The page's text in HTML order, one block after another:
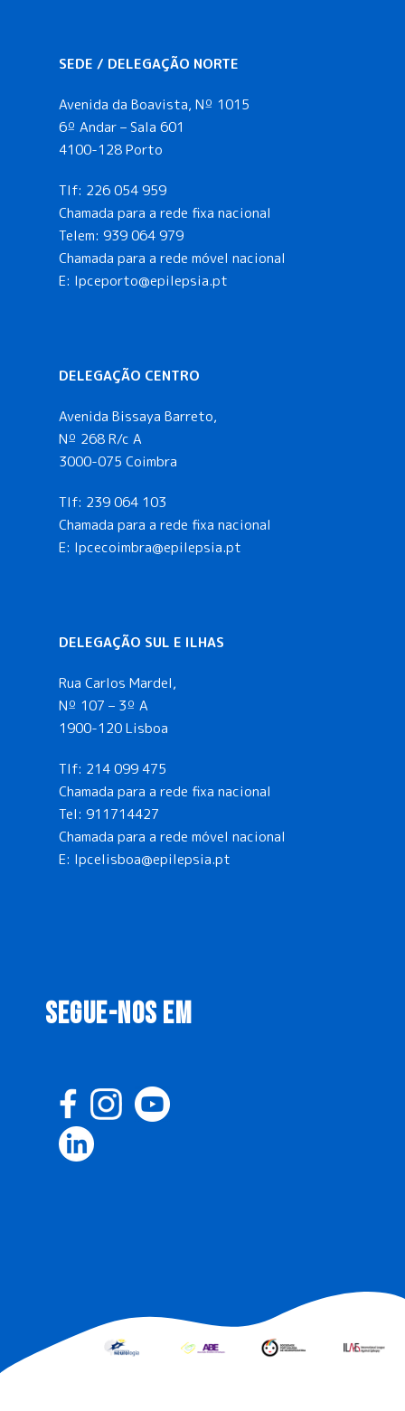
SEDE / DELEGAÇÃO NORTE
Avenida da Boavista, Nº 1015
6º Andar – Sala 601
4100-128 Porto
Tlf: 226 054 959
Chamada para a rede fixa nacional
Telem: 939 064 979
Chamada para a rede móvel nacional
E: lpceporto@epilepsia.pt
DELEGAÇÃO CENTRO
Avenida Bissaya Barreto,
Nº 268 R/c A
3000-075 Coimbra
Tlf: 239 064 103
Chamada para a rede fixa nacional
E: lpcecoimbra@epilepsia.pt
DELEGAÇÃO SUL E ILHAS
Rua Carlos Mardel,
Nº 107 – 3º A
1900-120 Lisboa
Tlf: 214 099 475
Chamada para a rede fixa nacional
Tel: 911714427
Chamada para a rede móvel nacional
E: lpcelisboa@epilepsia.pt
SEGUE-NOS EM